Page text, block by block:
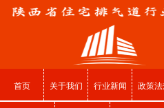
首页 关于我们 行业新闻 政策